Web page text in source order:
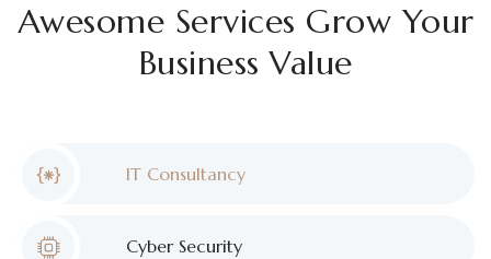
Awesome Services Grow Your
Business Value
IT Consultancy
Cyber Security